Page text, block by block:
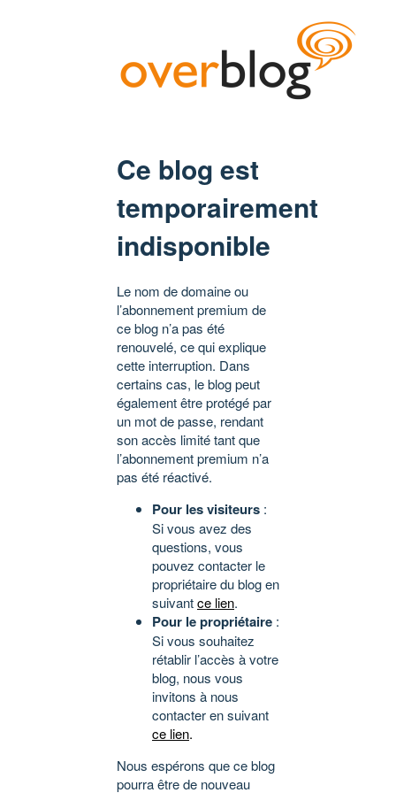
Ce blog est
temporairement
indisponible
Le nom de domaine ou
l’abonnement premium de
ce blog n’a pas été
renouvelé, ce qui explique
cette interruption. Dans
certains cas, le blog peut
également être protégé par
un mot de passe, rendant
son accès limité tant que
l’abonnement premium n’a
pas été réactivé.
Pour les visiteurs :
Si vous avez des
questions, vous
pouvez contacter le
propriétaire du blog en
suivantce lien.
Pour le propriétaire :
Si vous souhaitez
rétablir l’accès à votre
blog, nous vous
invitons à nous
contacter en suivant
ce lien.
Nous espérons que ce blog
pourra être de nouveau